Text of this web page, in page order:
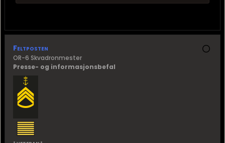
Feltposten
OR-6 Skvadronmester
Presse- og informasjonsbefal